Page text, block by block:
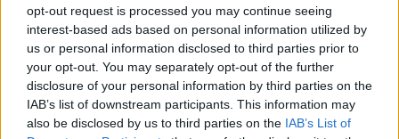
opt-out request is processed you may continue seeing
interest-based ads based on personal information utilized by
us or personal information disclosed to third parties prior to
your opt-out. You may separately opt-out of the further
disclosure of your personal information by third parties on the
IAB’s list of downstream participants. This information may
also be disclosed by us to third parties on the IAB’s List of
Paroles + Traduction Téléchargement
Vidéos
Commentaires